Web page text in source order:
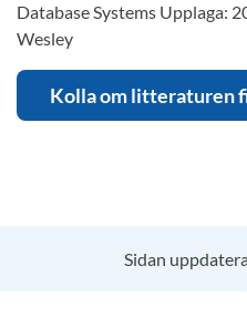
Database Systems Upplaga:
Wesley
Kolla om litteraturen
Sidan